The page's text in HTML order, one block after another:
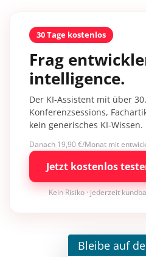
30 Tage kostenlos
Frag
intelligence.
Der KI-Assistent mit über
Konferenzsessions,
kein generisches KI-Wissen.
Danach 19,90 €/Monat mit
Jetzt kostenlos
Kein Risiko · jederzeit
Bleibe auf